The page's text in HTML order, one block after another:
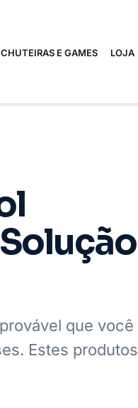
E GAMES LOJA
que você
Estes produtos